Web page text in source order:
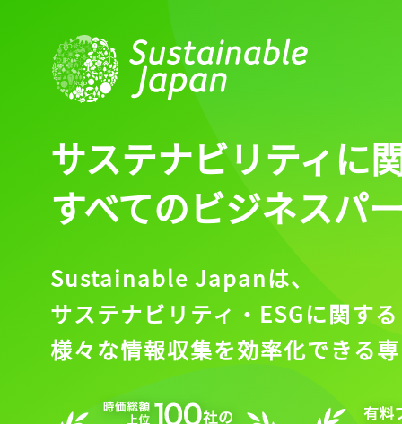
サステナビリティに
すべてのビジネスパ
Sustainable Japanは、
サステナビリティ・ESGに関する
様々な情報収集を効率化できる